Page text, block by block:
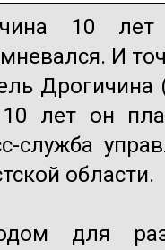
10
И
Дрогичина
лет он
служба
области.
для